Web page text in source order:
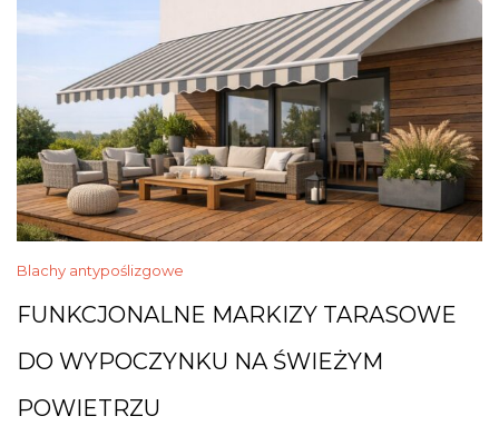
Blachy antypoślizgowe
FUNKCJONALNE MARKIZY TARASOWE
DO WYPOCZYNKU NA ŚWIEŻYM
POWIETRZU